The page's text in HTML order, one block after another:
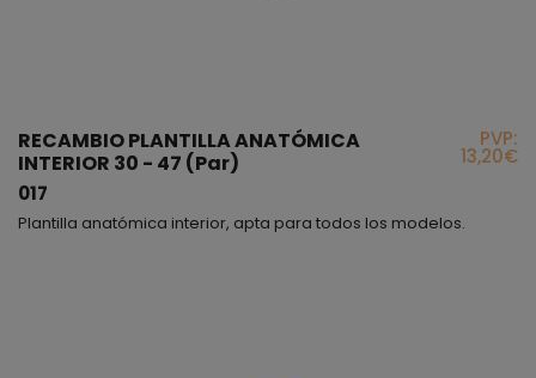
RECAMBIO PLANTILLA ANATÓMICA
INTERIOR 30 - 47 (Par)
017
PVP:
13,20€
Plantilla anatómica interior, apta para todos los modelos.